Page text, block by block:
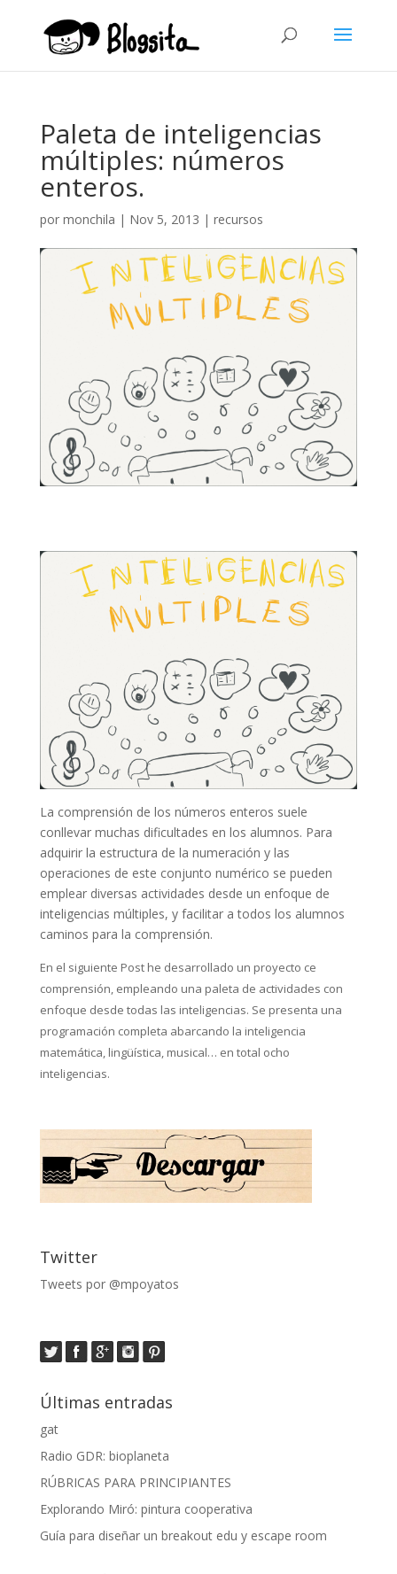
Paleta de inteligencias
múltiples: números
enteros.
por monchila | Nov 5, 2013 | recursos
La comprensión de los números enteros suele
conllevar muchas dificultades en los alumnos. Para
adquirir la estructura de la numeración y las
operaciones de este conjunto numérico se pueden
emplear diversas actividades desde un enfoque de
inteligencias múltiples, y facilitar a todos los alumnos
caminos para la comprensión.
En el siguiente Post he desarrollado un proyecto ce
comprensión, empleando una paleta de actividades con
enfoque desde todas las inteligencias. Se presenta una
programación completa abarcando la inteligencia
matemática, lingüística, musical… en total ocho
inteligencias.
Twitter
Tweets por @mpoyatos
Últimas entradas
gat
Radio GDR: bioplaneta
RÚBRICAS PARA PRINCIPIANTES
Explorando Miró: pintura cooperativa
Guía para diseñar un breakout edu y escape room